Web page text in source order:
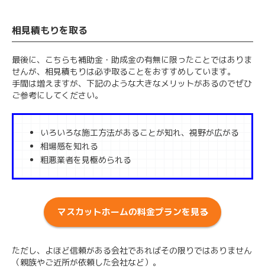
相見積もりを取る
最後に、こちらも補助金・助成金の有無に限ったことではありま
せんが、相見積もりは必ず取ることをおすすめしています。
手間は増えますが、下記のような大きなメリットがあるのでぜひ
ご参考にしてください。
いろいろな施工方法があることが知れ、視野が広がる
相場感を知れる
粗悪業者を見極められる
マスカットホームの料金プランを見る
ただし、よほど信頼がある会社であればその限りではありません
（親族やご近所が依頼した会社など）。